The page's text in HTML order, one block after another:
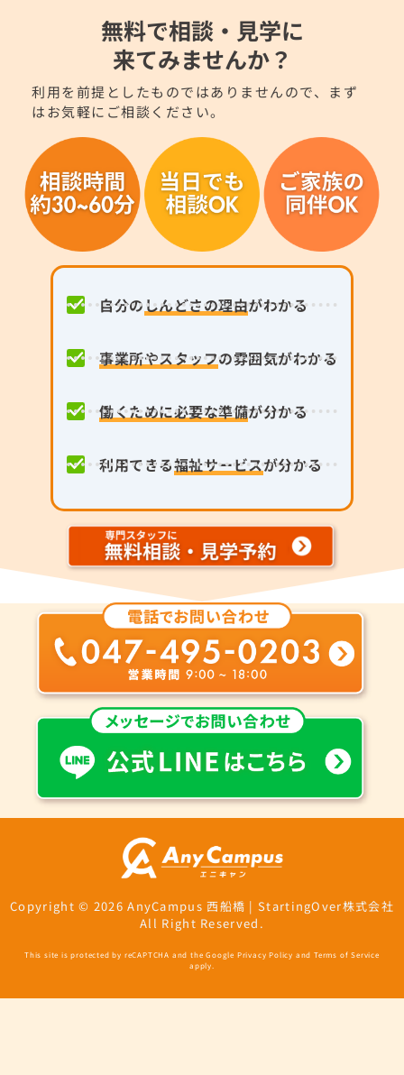
無料で相談・見学に
来てみませんか？
利用を前提としたものではありませんので、まず
はお気軽にご相談ください。
自分のしんどさの理由がわかる
事業所やスタッフの雰囲気がわかる
働くために必要な準備が分かる
利用できる福祉サービスが分かる
Copyright © 2026 AnyCampus 西船橋 | StartingOver株式会社
All Right Reserved.
This site is protected by reCAPTCHA and the Google Privacy Policy andTerms of Service
apply.